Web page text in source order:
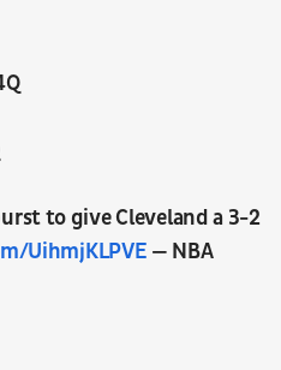
to give Cleveland a 3-2
UihmjKLPVE — NBA